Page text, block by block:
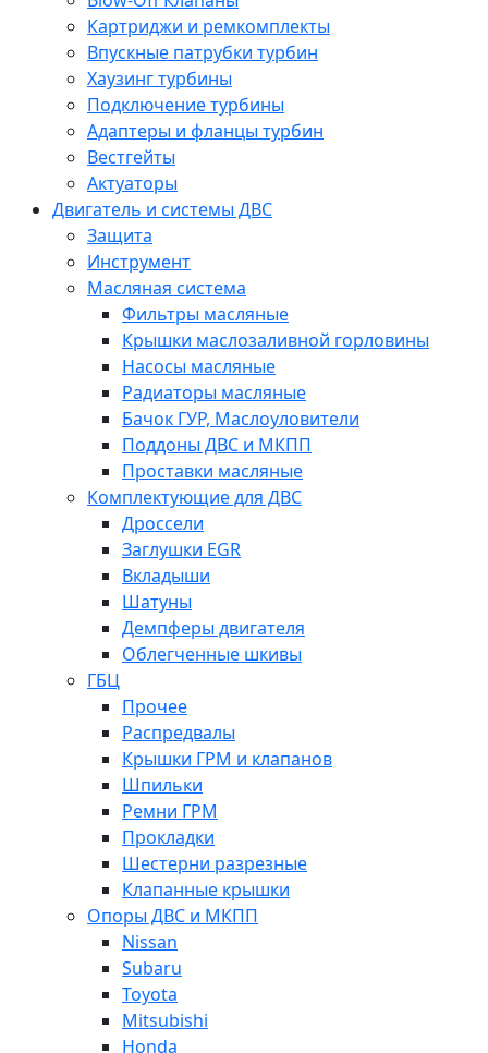
Картриджи и ремкомплекты
Впускные патрубки турбин
Хаузинг турбины
Подключение турбины
Адаптеры и фланцы турбин
Вестгейты
Актуаторы
Двигатель и системы ДВС
Защита
Инструмент
Масляная система
Фильтры масляные
Крышки маслозаливной горловины
Насосы масляные
Радиаторы масляные
Бачок ГУР, Маслоуловители
Поддоны ДВС и МКПП
Проставки масляные
Комплектующие для ДВС
Дроссели
Заглушки EGR
Вкладыши
Шатуны
Демпферы двигателя
Облегченные шкивы
ГБЦ
Прочее
Распредвалы
Крышки ГРМ и клапанов
Шпильки
Ремни ГРМ
Прокладки
Шестерни разрезные
Клапанные крышки
Опоры ДВС и МКПП
Nissan
Subaru
Toyota
Mitsubishi
Honda